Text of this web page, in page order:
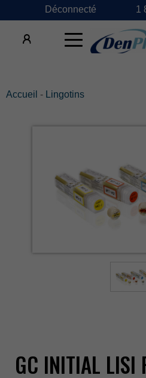
Déconnecté 1
×
Accueil - Lingotins
GC INITIAL LISI